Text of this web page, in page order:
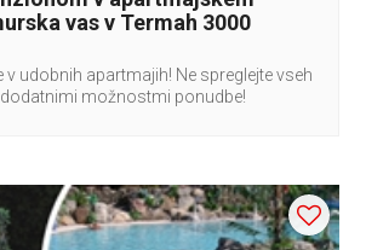
vas v Termah 3000
v udobnih apartmajih! Ne spreglejte vseh
možnostmi ponudbe!